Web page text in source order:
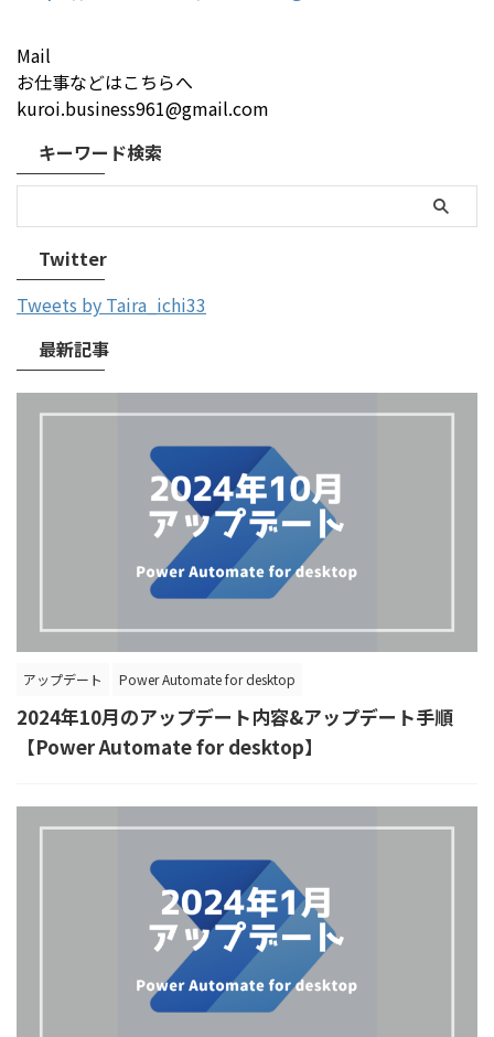
Mail
お仕事などはこちらへ
kuroi.business961@gmail.com
キーワード検索
Twitter
Tweets by Taira_ichi33
最新記事
アップデート Power Automate for desktop
2024年10月のアップデート内容&アップデート手順
【Power Automate for desktop】